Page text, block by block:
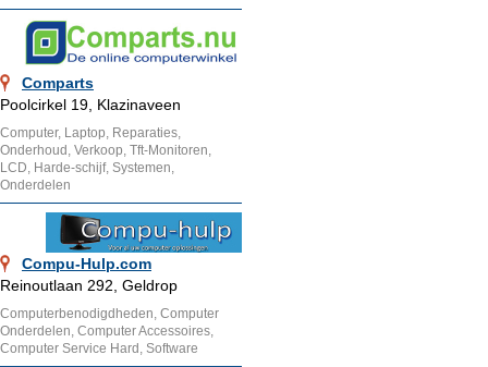
Comparts
Poolcirkel 19, Klazinaveen
Computer, Laptop, Reparaties,
Onderhoud, Verkoop, Tft-Monitoren,
LCD, Harde-schijf, Systemen,
Onderdelen
Compu-Hulp.com
Reinoutlaan 292, Geldrop
Computerbenodigdheden, Computer
Onderdelen, Computer Accessoires,
Computer Service Hard, Software